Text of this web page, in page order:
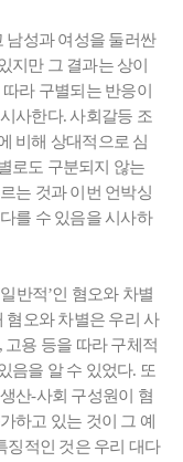
남성과 여성을 둘러싼
지만 그 결과는 상이
라 구별되는 반응이
사한다. 사회갈등 조
비해 상대적으로 심
로도 구분되지 않는
는 것과 이번 언박싱
를 수 있음을 시사하
반적’인 혐오와 차별
혐오와 차별은 우리 사
고용 등을 따라 구체적
음을 알 수 있었다. 또
산-사회 구성원이 혐
하고 있는 것이 그 예
징적인 것은 우리 대다